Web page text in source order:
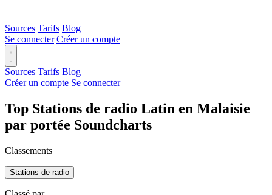
Sources Tarifs Blog
Se connecter Créer un compte
Sources Tarifs Blog
Créer un compte Se connecter
Top Stations de radio Latin en Malaisie
par portée Soundcharts
Classements
Stations de radio